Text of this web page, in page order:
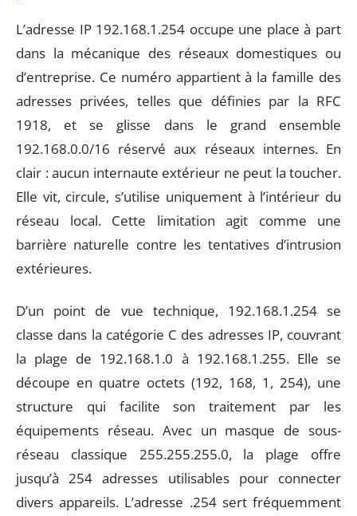
L’adresse IP 192.168.1.254 occupe une place à part
dans la mécanique des réseaux domestiques ou
d’entreprise. Ce numéro appartient à la famille des
adresses privées, telles que définies par la RFC
1918, et se glisse dans le grand ensemble
192.168.0.0/16 réservé aux réseaux internes. En
clair : aucun internaute extérieur ne peut la toucher.
Elle vit, circule, s’utilise uniquement à l’intérieur du
réseau local. Cette limitation agit comme une
barrière naturelle contre les tentatives d’intrusion
extérieures.
D’un point de vue technique, 192.168.1.254 se
classe dans la catégorie C des adresses IP, couvrant
la plage de 192.168.1.0 à 192.168.1.255. Elle se
découpe en quatre octets (192, 168, 1, 254), une
structure qui facilite son traitement par les
équipements réseau. Avec un masque de sous-
réseau classique 255.255.255.0, la plage offre
jusqu’à 254 adresses utilisables pour connecter
divers appareils. L’adresse .254 sert fréquemment